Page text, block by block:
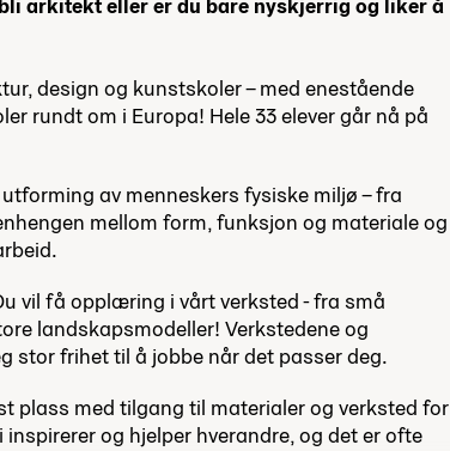
arkitekt eller er du bare nyskjerrig og liker å
design og kunstskoler – med enestående
rundt om i Europa! Hele 33 elever går nå på
av menneskers fysiske miljø – fra
mellom form, funksjon og materiale og
vil få opplæring i vårt verksted - fra små
landskapsmodeller! Verkstedene og
stor frihet til å jobbe når det passer deg.
plass med tilgang til materialer og verksted for
og hjelper hverandre, og det er ofte